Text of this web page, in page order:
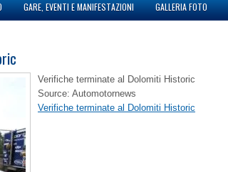
GARE, EVENTI E MANIFESTAZIONI GALLERIA FOTO
Verifiche terminate al Dolomiti Historic
Source: Automotornews
Verifiche terminate al Dolomiti Historic